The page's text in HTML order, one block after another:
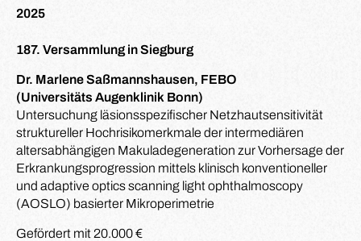
2025
187. Versammlung in Siegburg
Dr. Marlene Saßmannshausen, FEBO
(Universitäts Augenklinik Bonn)
Untersuchung läsionsspezifischer Netzhautsensitivität
struktureller Hochrisikomerkmale der intermediären
altersabhängigen Makuladegeneration zur Vorhersage der
Erkrankungsprogression mittels klinisch konventioneller
und adaptive optics scanning light ophthalmoscopy
(AOSLO) basierter Mikroperimetrie
Gefördert mit 20.000 €